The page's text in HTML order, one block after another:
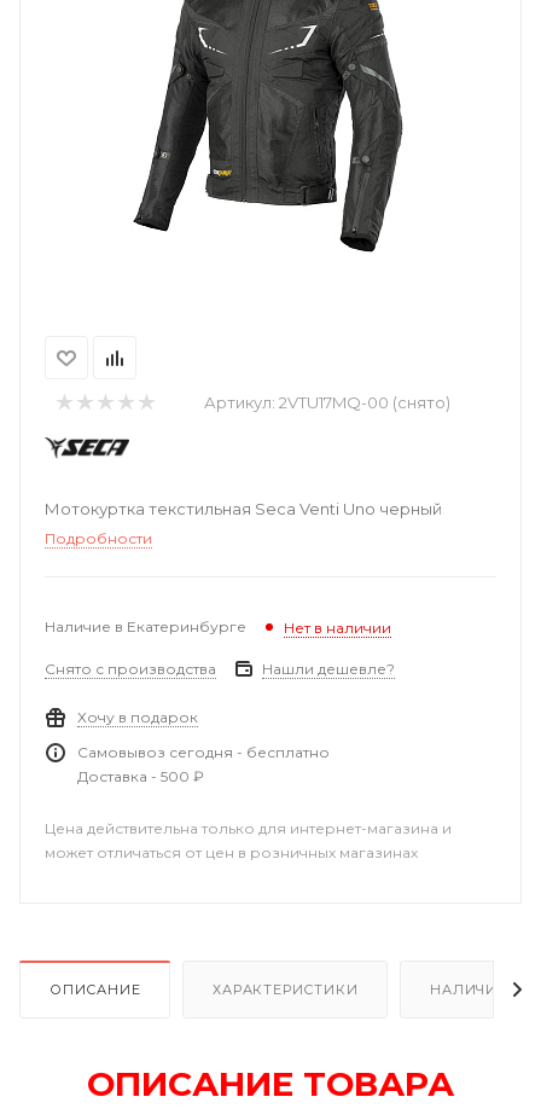
Артикул: 2VTU17MQ-00 (снято)
Мотокуртка текстильная Seca Venti Uno черный
Подробности
Наличие в Екатеринбурге Нет в наличии
Снято с производства Нашли дешевле?
Хочу в подарок
Самовывоз сегодня - бесплатно
Доставка - 500 ₽
Цена действительна только для интернет-магазина и
может отличаться от цен в розничных магазинах
ОПИСАНИЕ ХАРАКТЕРИСТИКИ НАЛИЧИЕ В
ОПИСАНИЕ ТОВАРА